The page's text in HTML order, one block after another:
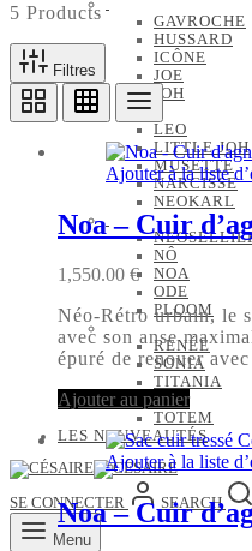
GAVROCHE
HUSSARD
ICÔNE
JOE
JOH
LEO
LITTLE JOH
MUSETTE
NARCISSE
NEOKARL
NÔ
NOA
ODE
PLOOM
RENÉE
SONIA
TITANIA
TITI
TOTEM
LES NOUVEAUTÉS
SE CONNECTER SEARCH
Menu
5 Products
Filtres
Ajouter à la liste
Noa – Cuir
1,550.00 €
Néo-Rétro urbain, le
avec son anse
épuré de renouer
Ajouter au panier
Ajouter à la liste
Noa – Cuir